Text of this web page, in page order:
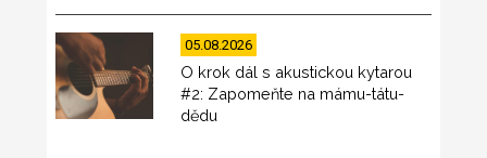
05.08.2026
O krok dál s akustickou kytarou
#2: Zapomeňte na mámu-tátu-
dědu